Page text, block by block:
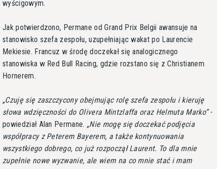
wyścigowym.
Jak potwierdzono, Permane od Grand Prix Belgii awansuje na
stanowisko szefa zespołu, uzupełniając wakat po Laurencie
Mekiesie. Francuz w środę doczekał się analogicznego
stanowiska w Red Bull Racing, gdzie rozstano się z Christianem
Hornerem.
Czuję się zaszczycony obejmując rolę szefa zespołu i kieruję
słowa wdzięczności do Olivera Mintzlaffa oraz Helmuta Marko -
powiedział Alan Permane.
Nie mogę się doczekać podjęcia
współpracy z Peterem Bayerem, a także kontynuowania
wszystkiego dobrego, co już rozpoczął Laurent. To dla mnie
zupełnie nowe wyzwanie, ale wiem na co mnie stać i mam